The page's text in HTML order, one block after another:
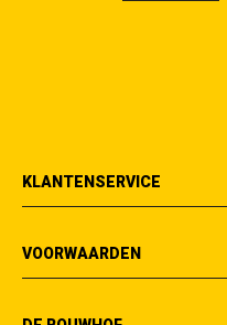
KLANTENSERVICE
VOORWAARDEN